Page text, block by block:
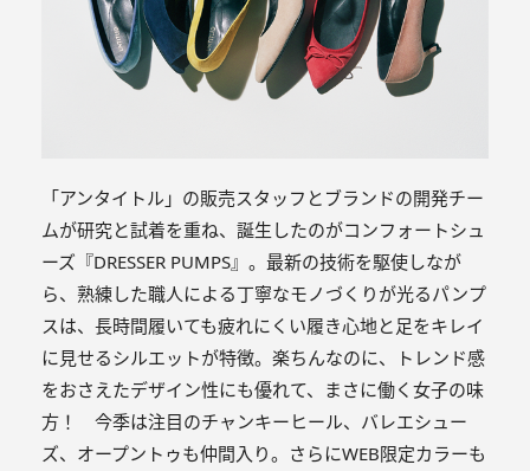
「アンタイトル」の販売スタッフとブランドの開発チー
ムが研究と試着を重ね、誕生したのがコンフォートシュ
ーズ『DRESSER PUMPS』。最新の技術を駆使しなが
ら、熟練した職人による丁寧なモノづくりが光るパンプ
スは、長時間履いても疲れにくい履き心地と足をキレイ
に見せるシルエットが特徴。楽ちんなのに、トレンド感
をおさえたデザイン性にも優れて、まさに働く女子の味
方！ 今季は注目のチャンキーヒール、バレエシュー
ズ、オープントゥも仲間入り。さらにWEB限定カラーも